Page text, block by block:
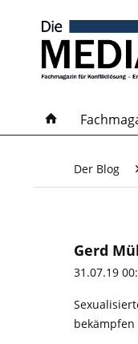
Der Blog
Gerd
31.07.19